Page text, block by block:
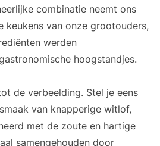
combinatie neemt ons
keukens van onze grootouders,
werden
hoogstandjes.
de verbeelding. Stel je eens
van knapperige witlof,
met de zoute en hartige
samengehouden door